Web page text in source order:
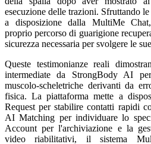
esecuzione delle trazioni. Sfruttando
a disposizione dalla MultiMe
proprio percorso di guarigione
sicurezza necessaria per svolgere le
Queste testimonianze reali
intermediate da StrongBody AI
muscolo-scheletriche derivanti da
fisica. La piattaforma mette a
Request per stabilire contatti rapidi
AI Matching per individuare lo
Account per l'archiviazione e la
video riabilitativi, il sistema